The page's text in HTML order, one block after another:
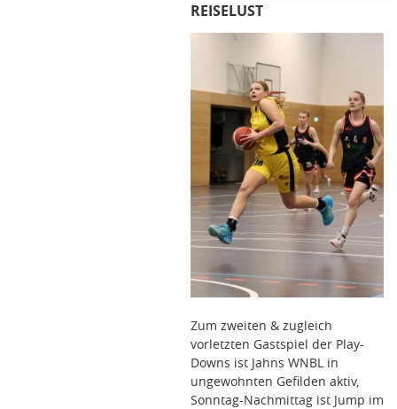
REISELUST
Zum zweiten & zugleich
vorletzten Gastspiel der Play-
Downs ist Jahns WNBL in
ungewohnten Gefilden aktiv,
Sonntag-Nachmittag ist Jump im